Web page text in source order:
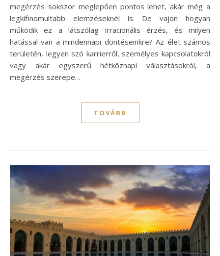
megérzés sokszor meglepően pontos lehet, akár még a
legkifinomultabb elemzéseknél is. De vajon hogyan
működik ez a látszólag irracionális érzés, és milyen
hatással van a mindennapi döntéseinkre? Az élet számos
területén, legyen szó karrierről, személyes kapcsolatokról
vagy akár egyszerű hétköznapi választásokról, a
megérzés szerepe…
TOVÁBB